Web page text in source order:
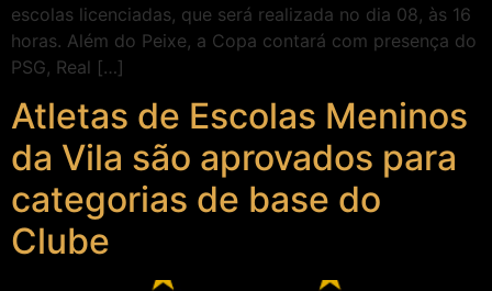
escolas licenciadas, que será realizada no dia 08, às 16
horas. Além do Peixe, a Copa contará com presença do
PSG, Real […]
Atletas de Escolas Meninos
da Vila são aprovados para
categorias de base do
Clube